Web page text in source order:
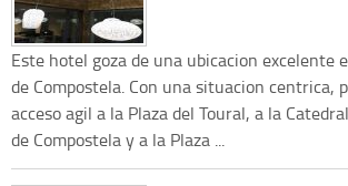
Este hotel goza de una ubicacion excelente
de Compostela. Con una situacion centrica,
acceso agil a la Plaza del Toural, a la
de Compostela y a la Plaza ...